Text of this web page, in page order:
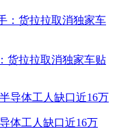
货拉拉取消独家车贴
体工人缺口近16万